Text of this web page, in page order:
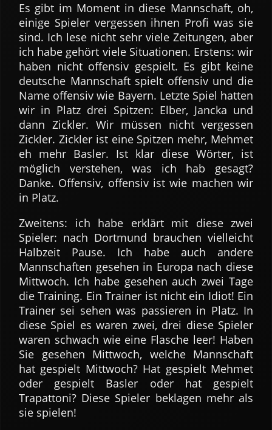
Es gibt im Moment in diese Mannschaft, oh,
einige Spieler vergessen ihnen Profi was sie
sind. Ich lese nicht sehr viele Zeitungen, aber
ich habe gehört viele Situationen. Erstens: wir
haben nicht offensiv gespielt. Es gibt keine
deutsche Mannschaft spielt offensiv und die
Name offensiv wie Bayern. Letzte Spiel hatten
wir in Platz drei Spitzen: Elber, Jancka und
dann Zickler. Wir müssen nicht vergessen
Zickler. Zickler ist eine Spitzen mehr, Mehmet
eh mehr Basler. Ist klar diese Wörter, ist
möglich verstehen, was ich hab gesagt?
Danke. Offensiv, offensiv ist wie machen wir
in Platz.
Zweitens: ich habe erklärt mit diese zwei
Spieler: nach Dortmund brauchen vielleicht
Halbzeit Pause. Ich habe auch andere
Mannschaften gesehen in Europa nach diese
Mittwoch. Ich habe gesehen auch zwei Tage
die Training. Ein Trainer ist nicht ein Idiot! Ein
Trainer sei sehen was passieren in Platz. In
diese Spiel es waren zwei, drei diese Spieler
waren schwach wie eine Flasche leer! Haben
Sie gesehen Mittwoch, welche Mannschaft
hat gespielt Mittwoch? Hat gespielt Mehmet
oder gespielt Basler oder hat gespielt
Trapattoni? Diese Spieler beklagen mehr als
sie spielen!